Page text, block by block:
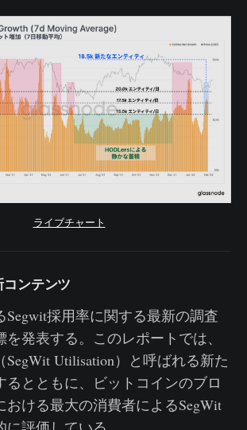
ライブチャート
ンテンツ
採用率に関する最新の調査
発表する。このレポートでは、
SegWit Utilisation）と呼ばれる新た
るとともに、ビットコインのブロ
おける最大の消費者によるSegWit